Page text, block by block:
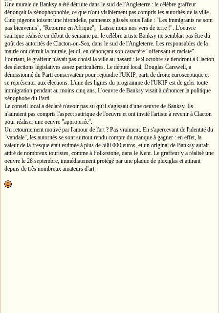
Une murale de Banksy a été détruite dans le sud de l'Angleterre : le célèbre graffeur
dénonçait la xénophophobie, ce que n'ont visiblement pas compris les autorités de la ville.
Cinq pigeons toisent une hirondelle, panneaux glissés sous l'aile : "Les immigrants ne sont
pas bienvenus", "Retourne en Afrique", "Laisse nous nos vers de terre !". L'oeuvre
satirique réalisée en début de semaine par le célèbre artiste Banksy ne semblait pas être du
goût des autorités de Clacton-on-Sea, dans le sud de l'Angleterre. Les responsables de la
mairie ont détruit la murale, jeudi, en dénonçant son caractère "offensant et raciste".
Pourtant, le graffeur n'avait pas choisi la ville au hasard : le 9 octobre se tiendront à Clacton
des élections législatives assez particulières. Le député local, Douglas Carswell, a
démissionné du Parti conservateur pour rejoindre l'UKIP, parti de droite eurosceptique et
se représenter aux élections. L'une des lignes du programme de l'UKIP est de geler toute
immigration pendant au moins cinq ans. L'oeuvre de Banksy visait à dénoncer la politique
xénophobe du Parti.
Le conseil local a déclaré n'avoir pas su qu'il s'agissait d'une oeuvre de Banksy. Ils
n'auraient pas compris l'aspect satirique de l'oeuvre et ont invité l'artiste à revenir à Clacton
pour réaliser une oeuvre "appropriée".
Un retournement motivé par l'amour de l'art ? Pas vraiment. En s'apercevant de l'identité du
"vandale", les autorités se sont surtout rendu compte du manque à gagner : en effet, la
valeur de la fresque était estimée à plus de 500 000 euros, et un original de Banksy aurait
attiré de nombreux touristes, comme à Folkestone, dans le Kent. Le graffeur y a réalisé une
oeuvre le 28 septembre, immédiatement protégé par une plaque de plexiglas et attirant
depuis de très nombreux amateurs d'art.